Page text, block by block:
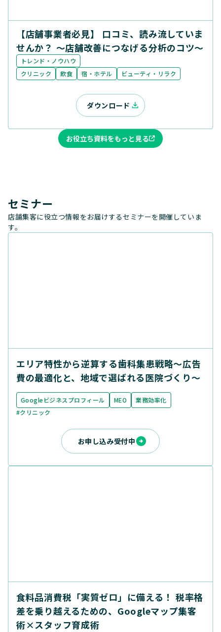
【店舗事業者必見】 口コミ、読み流していま
せんか？ ～店舗改善につなげる分析のコツ～
トレンド・ノウハウ
クリニック
飲食 宿・ホテル ビューティ・リラク
ダウンロード
お役立ち資料をもっと見る
セミナー
店舗集客に役立つ情報をお届けするセミナーを開催していま
す。
エリア特性から逆算する歯科集患戦略〜広告
費の最適化と、地域で選ばれる医院づくり〜
Googleビジネスプロフィール MEO
業務効率化
#クリニック
お申し込み受付中
食料品消費税「実質ゼロ」に備える！ 税率格
差を乗り越えるための、Googleマップ集客
術×スタッフ育成術